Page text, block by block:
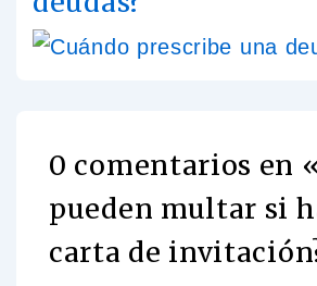
0 comentarios en
pueden multar si
carta de